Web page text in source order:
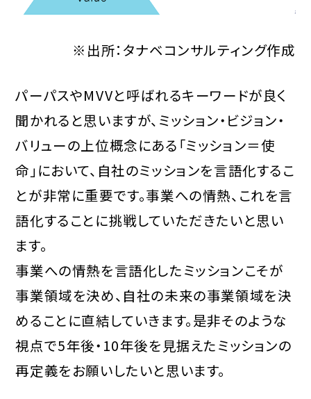
※出所：タナベコンサルティング作成
パーパスやMVVと呼ばれるキーワードが良く
聞かれると思いますが、ミッション・ビジョン・
バリューの上位概念にある「ミッション＝使
命」において、自社のミッションを言語化するこ
とが非常に重要です。事業への情熱、これを言
語化することに挑戦していただきたいと思い
ます。
事業への情熱を言語化したミッションこそが
事業領域を決め、自社の未来の事業領域を決
めることに直結していきます。是非そのような
視点で5年後・10年後を見据えたミッションの
再定義をお願いしたいと思います。